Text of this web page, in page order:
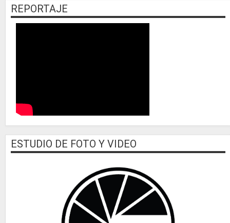
REPORTAJE
ESTUDIO DE FOTO Y VIDEO